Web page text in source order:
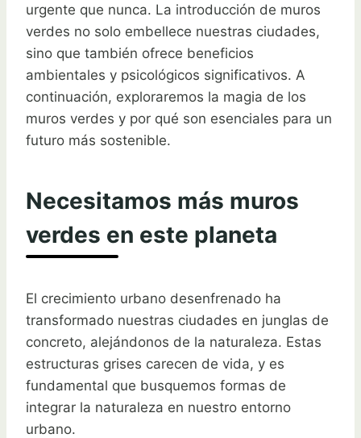
urgente que nunca. La introducción de muros
verdes no solo embellece nuestras ciudades,
sino que también ofrece beneficios
ambientales y psicológicos significativos. A
continuación, exploraremos la magia de los
muros verdes y por qué son esenciales para un
futuro más sostenible.
Necesitamos más muros
verdes en este planeta
El crecimiento urbano desenfrenado ha
transformado nuestras ciudades en junglas de
concreto, alejándonos de la naturaleza. Estas
estructuras grises carecen de vida, y es
fundamental que busquemos formas de
integrar la naturaleza en nuestro entorno
urbano.